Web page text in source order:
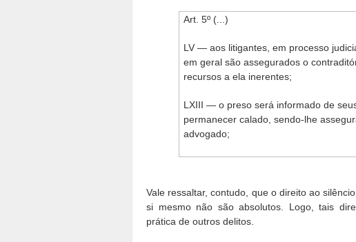
Art. 5º (...)
LV — aos litigantes, em processo
em geral são assegurados o
recursos a ela inerentes;
LXIII — o preso será informado de
permanecer calado, sendo-lhe
advogado;
Vale ressaltar, contudo, que o direito ao
si mesmo não são absolutos. Logo, tais
prática de outros delitos.